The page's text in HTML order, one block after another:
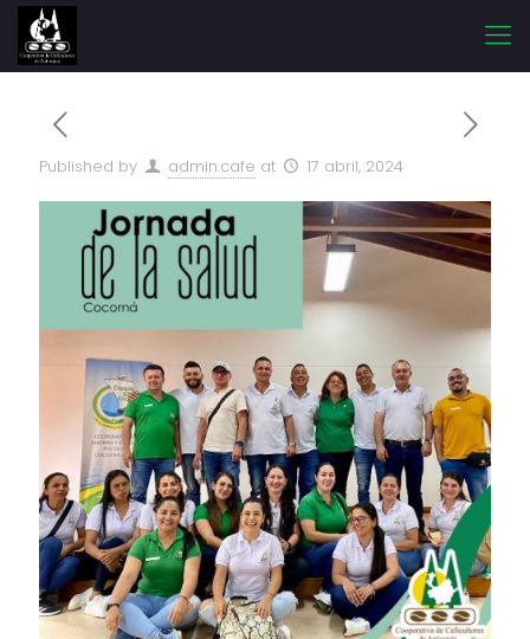
Published by admin.cafe at 17 abril, 2024